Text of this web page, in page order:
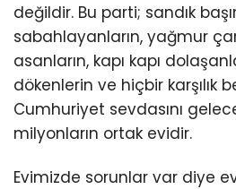
değildir. Bu parti; sandık
sabahlayanların, yağmur
asanların, kapı kapı
dökenlerin ve hiçbir karşılık
Cumhuriyet sevdasını
milyonların ortak evidir.
Evimizde sorunlar var diye